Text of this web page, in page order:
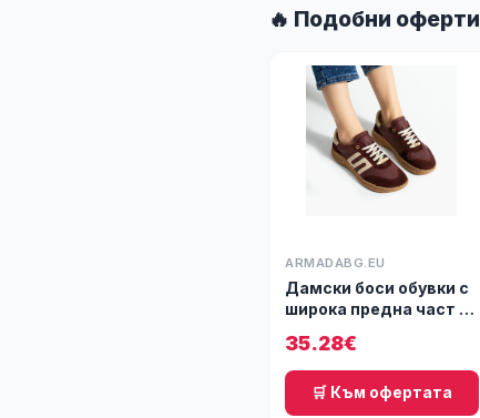
🔥 Подобни оферти
ARMADABG.EU
Дамски боси обувки с
широка предна част -
35.28€
🛒 Към офертата